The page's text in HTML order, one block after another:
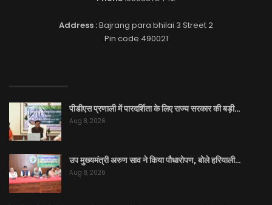
Address :Bajrang para bhilai 3 Street 2
Pin code 490021
पीडीएस प्रणाली में पारदर्शिता के लिए राज्य सरकार की बड़ी…
Aug 8, 2026
उप मुख्यमंत्री अरुण साव ने किया पौधारोपण, बोले हरियाली…
Aug 8, 2026